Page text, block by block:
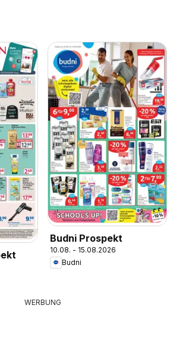
Budni Prospekt
10.08. - 15.08.2026
Budni
WERBUNG